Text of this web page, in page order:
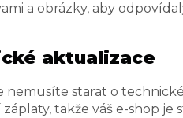
a obrázky, aby
aktualizace
starat o
takže váš e-shop je